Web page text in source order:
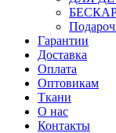
Гарантии
Доставка
Оплата
Оптовикам
Ткани
О нас
Контакты